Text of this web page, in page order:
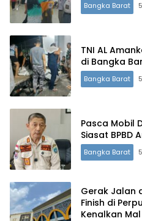
Bangka Barat
TNI AL
di Bangka
Bangka Barat
Pasca Mobil
Siasat BPBD
Bangka Barat
Gerak Jalan
Finish di
Kenalkan